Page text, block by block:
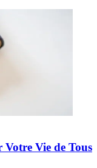
Votre Vie de Tous